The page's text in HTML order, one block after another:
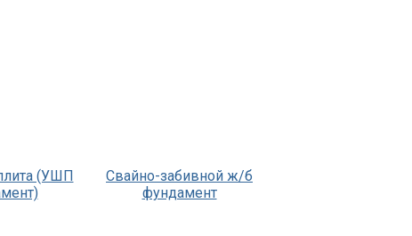
(УШП
Свайно-забивной ж/б
фундамент